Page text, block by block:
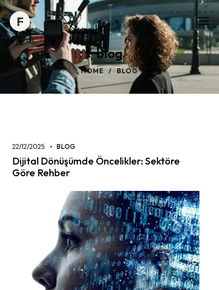
blog
HOME BLOG
22/12/2025 BLOG
Dijital Dönüşümde Öncelikler: Sektöre
Göre Rehber